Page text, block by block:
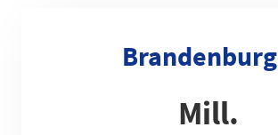
Brandenburg
Mill.